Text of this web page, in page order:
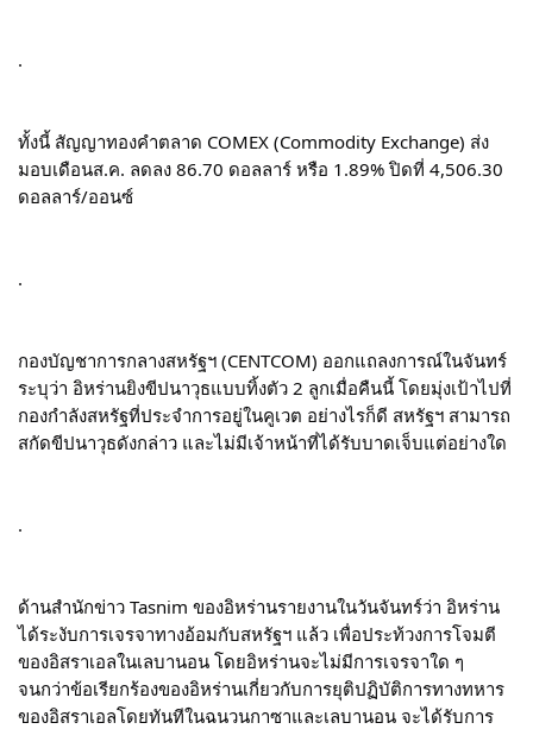
.
ทั้งนี้ สัญญาทองคำตลาด COMEX (Commodity Exchange) ส่ง
มอบเดือนส.ค. ลดลง 86.70 ดอลลาร์ หรือ 1.89% ปิดที่ 4,506.30
ดอลลาร์/ออนซ์
.
กองบัญชาการกลางสหรัฐฯ (CENTCOM) ออกแถลงการณ์ในจันทร์
ระบุว่า อิหร่านยิงขีปนาวุธแบบทิ้งตัว 2 ลูกเมื่อคืนนี้ โดยมุ่งเป้าไปที่
กองกำลังสหรัฐที่ประจำการอยู่ในคูเวต อย่างไรก็ดี สหรัฐฯ สามารถ
สกัดขีปนาวุธดังกล่าว และไม่มีเจ้าหน้าที่ได้รับบาดเจ็บแต่อย่างใด
.
ด้านสำนักข่าว Tasnim ของอิหร่านรายงานในวันจันทร์ว่า อิหร่าน
ได้ระงับการเจรจาทางอ้อมกับสหรัฐฯ แล้ว เพื่อประท้วงการโจมตี
ของอิสราเอลในเลบานอน โดยอิหร่านจะไม่มีการเจรจาใด ๆ
จนกว่าข้อเรียกร้องของอิหร่านเกี่ยวกับการยุติปฏิบัติการทางทหาร
ของอิสราเอลโดยทันทีในฉนวนกาซาและเลบานอน จะได้รับการ